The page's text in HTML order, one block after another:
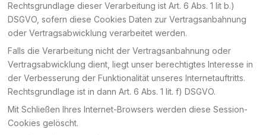
Rechtsgrundlage dieser Verarbeitung ist Art. 6 Abs. 1 lit b.)
DSGVO, sofern diese Cookies Daten zur Vertragsanbahnung
oder Vertragsabwicklung verarbeitet werden.
Falls die Verarbeitung nicht der Vertragsanbahnung oder
Vertragsabwicklung dient, liegt unser berechtigtes Interesse in
der Verbesserung der Funktionalität unseres Internetauftritts.
Rechtsgrundlage ist in dann Art. 6 Abs. 1 lit. f) DSGVO.
Mit Schließen Ihres Internet-Browsers werden diese Session-
Cookies gelöscht.